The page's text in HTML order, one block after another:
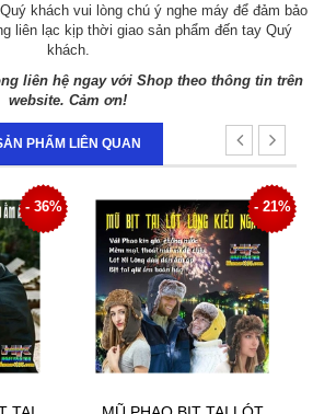
khách vui lòng chú ý nghe máy để đảm bảo
liên lạc kịp thời giao sản phẩm đến tay Quý
khách.
liên hệ ngay với Shop theo thông tin trên
website. Cảm ơn!
PHẨM LIÊN QUAN
- 21% - 41%